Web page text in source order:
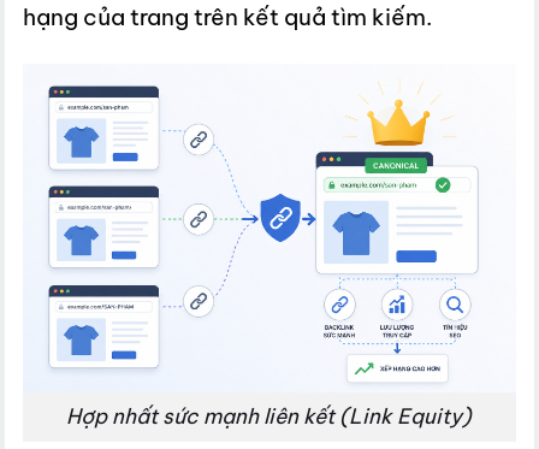
hạng của trang trên kết quả tìm kiếm.
Hợp nhất sức mạnh liên kết (Link Equity)